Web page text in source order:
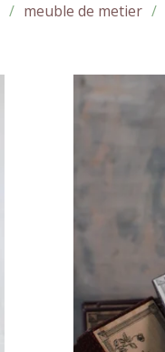
meuble de metier